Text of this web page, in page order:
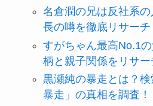
名倉潤の兄は反社系
長の噂を徹底リサーチ
すがちゃん最高No.1
柄と親子関係をリサー
黒瀬純の暴走とは？
暴走」の真相を調査！